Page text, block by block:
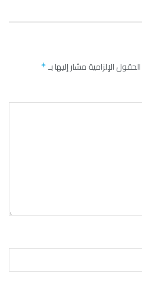
الحقول الإلزامية مشار إليها بـ*